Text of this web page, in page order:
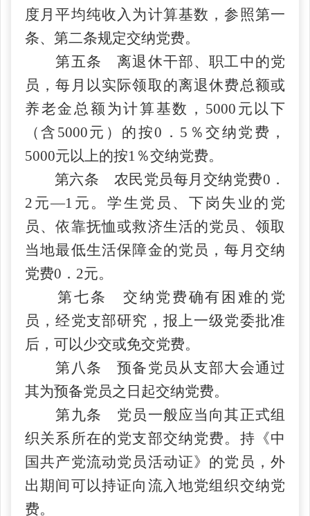
度月平均纯收入为计算基数，参照第一
条、第二条规定交纳党费。
第五条 离退休干部、职工中的党
员，每月以实际领取的离退休费总额或
养老金总额为计算基数， 5000元以下
（含5000元）的按0．5％交纳党费，
5000元以上的按1％交纳党费。
第六条 农民党员每月交纳党费0．
2元—1元。学生党员、下岗失业的党
员、依靠抚恤或救济生活的党员、领取
当地最低生活保障金的党员，每月交纳
党费0．2元。
第七条 交纳党费确有困难的党
员，经党支部研究，报上一级党委批准
后，可以少交或免交党费。
第八条 预备党员从支部大会通过
其为预备党员之日起交纳党费。
第九条 党员一般应当向其正式组
织关系所在的党支部交纳党费。持《中
国共产党流动党员活动证》的党员，外
出期间可以持证向流入地党组织交纳党
费。